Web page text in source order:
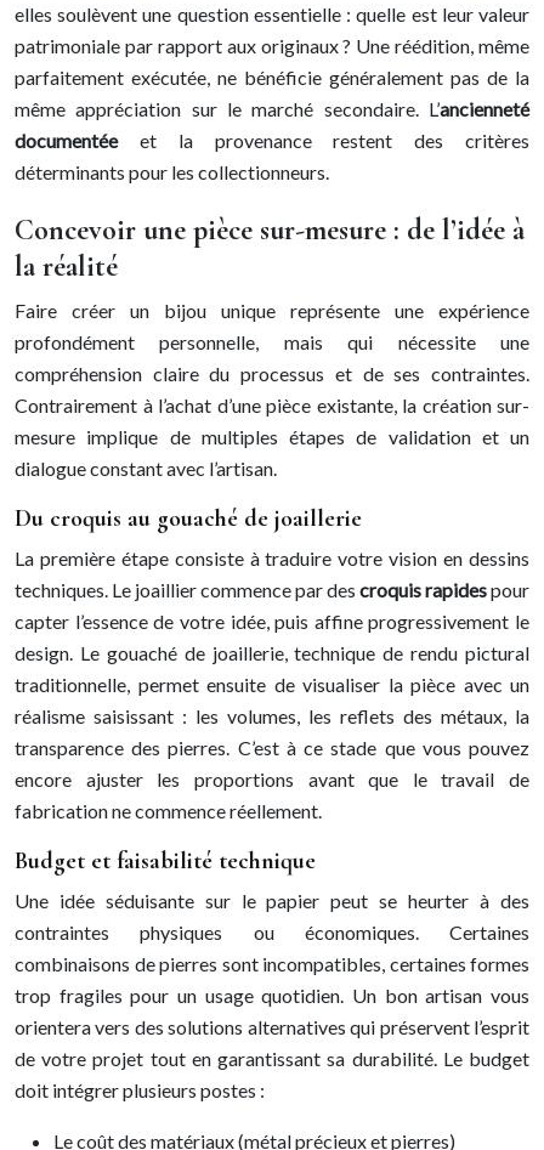
elles soulèvent une question essentielle : quelle est leur valeur
patrimoniale par rapport aux originaux ? Une réédition, même
parfaitement exécutée, ne bénéficie généralement pas de la
même appréciation sur le marché secondaire. L’ancienneté
documentéeet la provenance restent des critères
déterminants pour les collectionneurs.
Concevoir une pièce sur-mesure : de l’idée à
la réalité
Faire créer un bijou unique représente une expérience
profondément personnelle, mais qui nécessite une
compréhension claire du processus et de ses contraintes.
Contrairement à l’achat d’une pièce existante, la création sur-
mesure implique de multiples étapes de validation et un
dialogue constant avec l’artisan.
Du croquis au gouaché de joaillerie
La première étape consiste à traduire votre vision en dessins
techniques. Le joaillier commence par des croquis rapidespour
capter l’essence de votre idée, puis affine progressivement le
design. Le gouaché de joaillerie, technique de rendu pictural
traditionnelle, permet ensuite de visualiser la pièce avec un
réalisme saisissant : les volumes, les reflets des métaux, la
transparence des pierres. C’est à ce stade que vous pouvez
encore ajuster les proportions avant que le travail de
fabrication ne commence réellement.
Budget et faisabilité technique
Une idée séduisante sur le papier peut se heurter à des
contraintes physiques ou économiques. Certaines
combinaisons de pierres sont incompatibles, certaines formes
trop fragiles pour un usage quotidien. Un bon artisan vous
orientera vers des solutions alternatives qui préservent l’esprit
de votre projet tout en garantissant sa durabilité. Le budget
doit intégrer plusieurs postes :
Le coût des matériaux (métal précieux et pierres)